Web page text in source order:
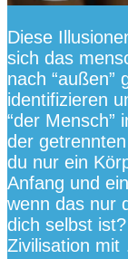
Diese
sich das
nach “außen”
identifizieren
“der Mensch”
der
du nur ein
Anfang und
wenn das nur
dich selbst
Zivilisation